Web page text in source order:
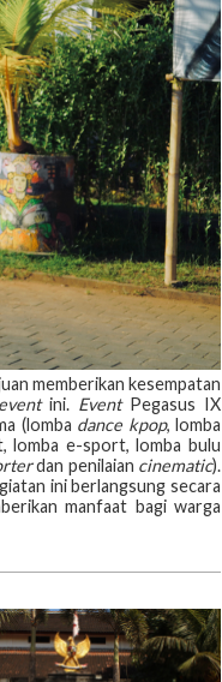
memberikan kesempatan
eventini. EventPegasus IX
(lomba dance kpop, lomba
lomba e-sport, lomba bulu
dan penilaian cinematic).
ini berlangsung secara
manfaat bagi warga